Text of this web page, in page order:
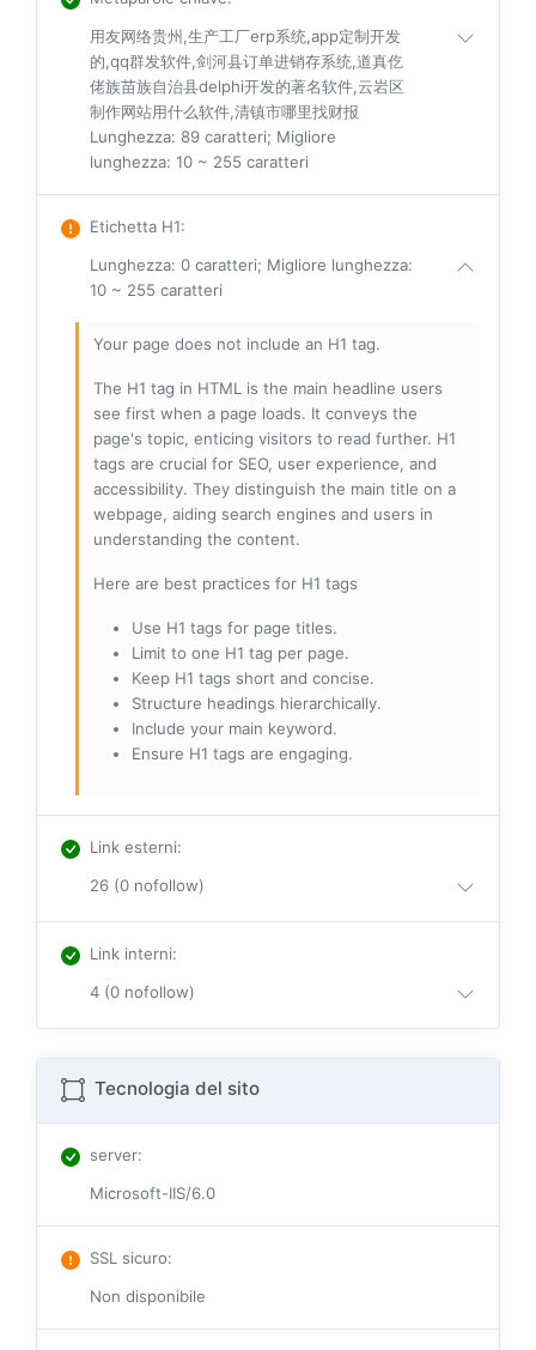
用友网络贵州,生产工厂erp系统,app定制开发
的,qq群发软件,剑河县订单进销存系统,道真仡
佬族苗族自治县delphi开发的著名软件,云岩区
制作网站用什么软件,清镇市哪里找财报
Lunghezza: 89 caratteri; Migliore
lunghezza: 10 ~ 255 caratteri
Etichetta H1:
Lunghezza: 0 caratteri; Migliore lunghezza:
10 ~ 255 caratteri
Your page does not include an H1 tag.
The H1 tag in HTML is the main headline users
see first when a page loads. It conveys the
page's topic, enticing visitors to read further. H1
tags are crucial for SEO, user experience, and
accessibility. They distinguish the main title on a
webpage, aiding search engines and users in
understanding the content.
Here are best practices for H1 tags
Use H1 tags for page titles.
Limit to one H1 tag per page.
Keep H1 tags short and concise.
Structure headings hierarchically.
Include your main keyword.
Ensure H1 tags are engaging.
Link esterni:
26 (0 nofollow)
Link interni:
4 (0 nofollow)
Tecnologia del sito
server:
Microsoft-IIS/6.0
SSL sicuro:
Non disponibile